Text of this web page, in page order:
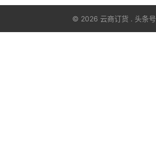
© 2026 云商订货 . 头条号